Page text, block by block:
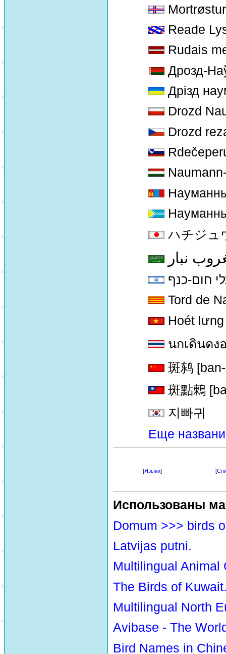
Mortrøstur
Reade
Rudais
Дрозд-
Дрізд
Drozd
Drozd
ハチジュ
نبار
חום-כנף
Tord de
Hoét
นกเดินดง
斑鸫
斑點鶇
지빠귀
Еще
[Языки] [
Использованы
Domum >>> birds
Latvijas putni.
Multilingual Animal
The Birds of
Multilingual North
Avibase - The
Bird Names in